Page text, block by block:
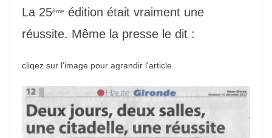
La 25ème
édition était vraiment une
réussite. Même la presse le dit :
cliqez sur l'image pour agrandir l'article.